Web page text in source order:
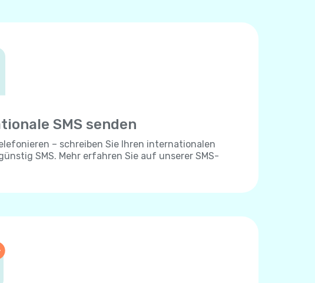
SMS senden
– schreiben Sie Ihren internationalen
SMS. Mehr erfahren Sie auf unserer SMS-